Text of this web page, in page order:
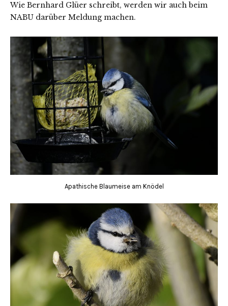
Wie Bernhard Glüer schreibt, werden wir auch beim
NABU darüber Meldung machen.
Apathische Blaumeise am Knödel